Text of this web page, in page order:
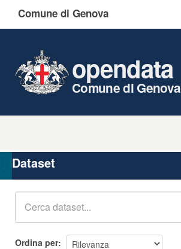
Comune di Genova
opendata
Comune di Genova
Organizzazioni
Gruppi
Dataset
Ordina per